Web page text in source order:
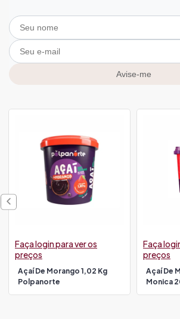
Avise-me
Açaí De Morango 1,02 Kg
Polpanorte
Faça login para ver os
preços
Açaí De
Monica
Faça
preços